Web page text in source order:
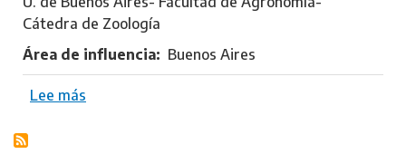
g
u
Cátedra de Zoología
Área de influencia
Buenos Aires
Lee más